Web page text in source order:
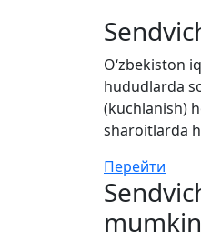
O‘zbekiston
hududlarda
(kuchlanish)
sharoitlarda
Перейти
mumkin